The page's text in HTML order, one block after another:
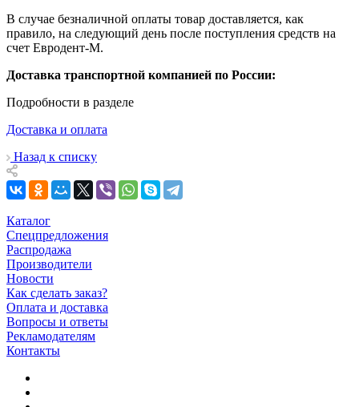
В случае безналичной оплаты товар доставляется, как
правило, на следующий день после поступления средств на
счет Евродент-М.
Доставка транспортной компанией по России:
Подробности в разделе
Доставка и оплата
Назад к списку
Каталог
Спецпредложения
Распродажа
Производители
Новости
Как сделать заказ?
Оплата и доставка
Вопросы и ответы
Рекламодателям
Контакты